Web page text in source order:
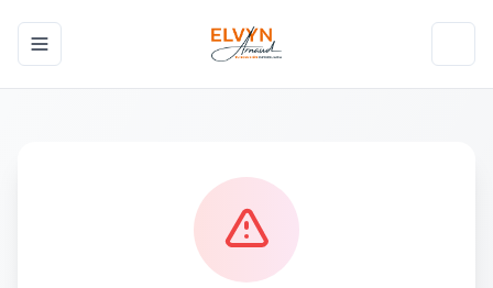
Toggle navigation menu